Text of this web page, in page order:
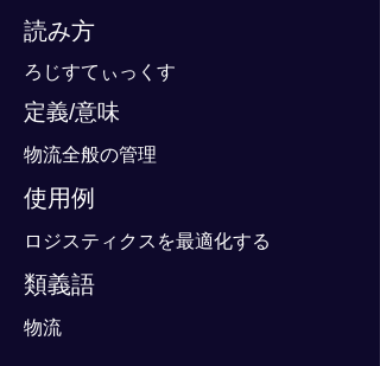
読み方
ろじすてぃっくす
定義/意味
物流全般の管理
使用例
ロジスティクスを最適化する
類義語
物流